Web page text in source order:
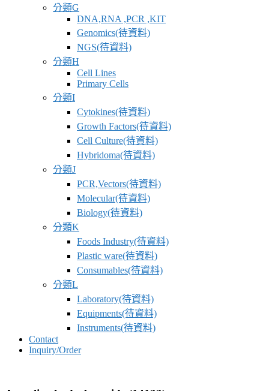
分類G
DNA,RNA ,PCR ,KIT
Genomics(待資料)
NGS(待資料)
分類H
Cell Lines
Primary Cells
分類I
Cytokines(待資料)
Growth Factors(待資料)
Cell Culture(待資料)
Hybridoma(待資料)
分類J
PCR,Vectors(待資料)
Molecular(待資料)
Biology(待資料)
分類K
Foods Industry(待資料)
Plastic ware(待資料)
Consumables(待資料)
分類L
Laboratory(待資料)
Equipments(待資料)
Instruments(待資料)
Contact
Inquiry/Order